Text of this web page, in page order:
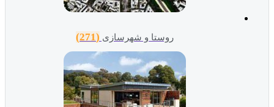
روستا و شهرسازی (271)